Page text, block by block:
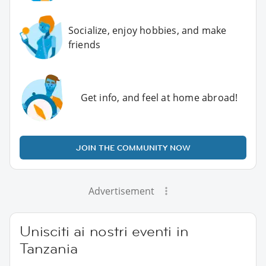
Socialize, enjoy hobbies, and make
friends
Get info, and feel at home abroad!
JOIN THE COMMUNITY NOW
Advertisement
Unisciti ai nostri eventi in
Tanzania